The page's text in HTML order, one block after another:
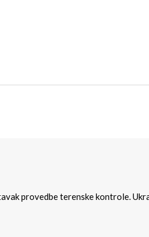
provedbe terenske kontrole.